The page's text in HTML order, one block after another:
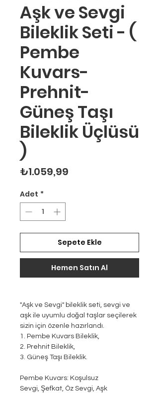
Aşk ve Sevgi
Bileklik Seti - (
Pembe
Kuvars-
Prehnit-
Güneş Taşı
Bileklik Üçlüsü
)
₺1.059,99
Adet *
Sepete Ekle
Hemen Satın Al
"Aşk ve Sevgi" bileklik seti, sevgi ve
aşk ile uyumlu doğal taşlar seçilerek
sizin için özenle hazırlandı.
1. Pembe Kuvars Bileklik,
2. Prehnit Bileklik,
3. Güneş Taşı Bileklik.
Pembe Kuvars: Koşulsuz
Sevgi, Şefkat, Öz Sevgi, Aşk